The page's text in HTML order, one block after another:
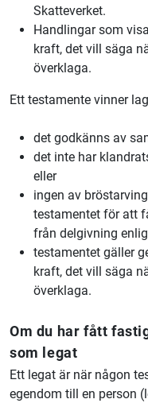
Skatteverket.
Handlingar som
kraft, det vill säga
överklaga.
Ett testamente vinner
det godkänns av
det inte har
eller
ingen av
testamentet för att
från delgivning
testamentet gäller
kraft, det vill säga
överklaga.
Om du har fått
som legat
Ett legat är när någon
egendom till en person